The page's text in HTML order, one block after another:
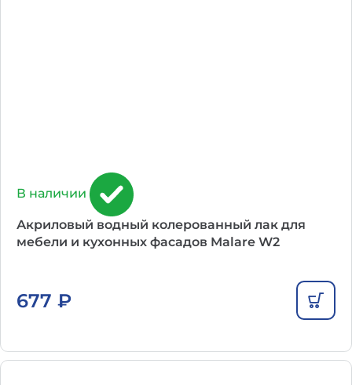
В наличии
Акриловый водный колерованный лак для
мебели и кухонных фасадов Malare W2
677 ₽